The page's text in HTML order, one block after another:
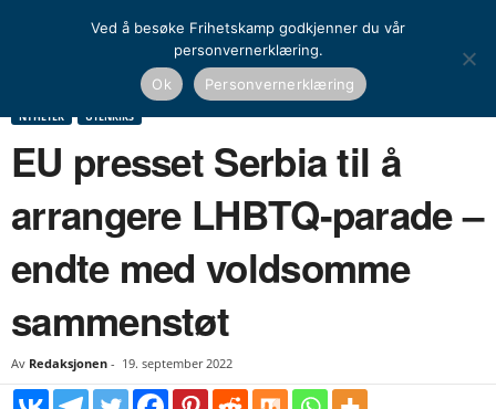
EU presset Serbia til å arrangere LHBTQ-parade – endte med
voldsomme sammenstøt
NYHETER UTENRIKS
EU presset Serbia til å
arrangere LHBTQ-parade –
endte med voldsomme
sammenstøt
Av Redaksjonen - 19. september 2022
Ved å besøke Frihetskamp godkjenner du vår
personvernerklæring.
Ok
Personvernerklæring